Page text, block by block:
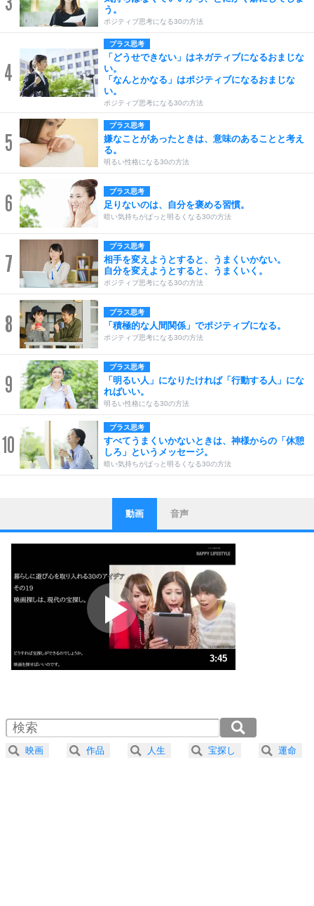
う。
ポジティブ思考になる30の方法
4
プラス思考
「どうせできない」はネガティブになるおまじな
い。
「なんとかなる」はポジティブになるおまじな
い。
ポジティブ思考になる30の方法
5
プラス思考
嫌なことがあったときは、意味のあることと考え
る。
明るい性格になる30の方法
6 プラス思考
足りないのは、自分を褒める習慣。
暗い気持ちがぱっと明るくなる30の方法
7
プラス思考
相手を変えようとすると、うまくいかない。
自分を変えようとすると、うまくいく。
ポジティブ思考になる30の方法
8 プラス思考
「積極的な人間関係」でポジティブになる。
ポジティブ思考になる30の方法
9
プラス思考
「明るい人」になりたければ「行動する人」にな
ればいい。
明るい性格になる30の方法
10
プラス思考
すべてうまくいかないときは、神様からの「休憩
しろ」というメッセージ。
暗い気持ちがぱっと明るくなる30の方法
1
ストレス対策
他人と比べない。
いっそのこと、他人を見ない。
いらいらしない人になる30の方法
プラス思考
ポジティブになれない原因は、行動しないから。
ポジティブ思考になる30の方法
ストレス対策
人生、なんとかなるもの。
気楽に生きる30の方法
4 器の大きい人は、怒りを優しさで表現する。
プラス思考
動画 音声
3:45
2.0倍速 （441KB 1分52秒）
2.5倍速 （353KB 1分30秒）
3.0倍速 （295KB 1分15秒）
映画 作品 人生 宝探し 運命